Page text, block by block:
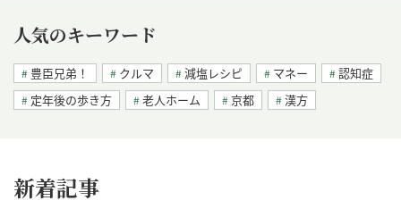
人気のキーワード
豊臣兄弟！ クルマ 減塩レシピ マネー
認知症
定年後の歩き方
老人ホーム 京都 漢方
新着記事